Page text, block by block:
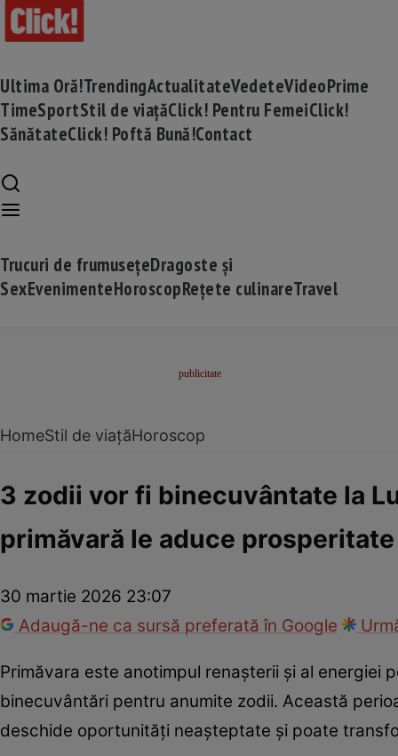
Ultima Oră!TrendingActualitateVedeteVideoPrime
TimeSportStil de viațăClick! Pentru FemeiClick!
SănătateClick! Poftă Bună!Contact
Trucuri de frumusețeDragoste și
SexEvenimenteHoroscopRețete culinareTravel
HomeStil de viațăHoroscop
3 zodii vor fi binecuvântate la
primăvară le aduce
30 martie 2026 23:07
Adaugă-ne ca sursă preferată în Google
Primăvara este anotimpul renașterii și al energiei
binecuvântări pentru anumite zodii. Această
deschide oportunități neașteptate și poate